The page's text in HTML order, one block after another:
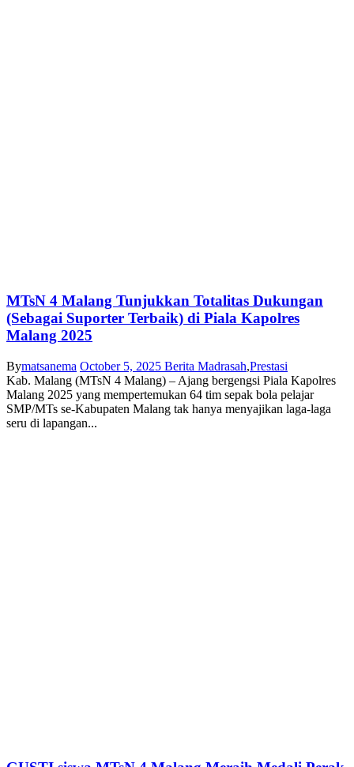
MTsN 4 Malang Tunjukkan Totalitas Dukungan
(Sebagai Suporter Terbaik) di Piala Kapolres
Malang 2025
Bymatsanema October 5, 2025 Berita Madrasah,Prestasi
Kab. Malang (MTsN 4 Malang) – Ajang bergengsi Piala Kapolres
Malang 2025 yang mempertemukan 64 tim sepak bola pelajar
SMP/MTs se-Kabupaten Malang tak hanya menyajikan laga-laga
seru di lapangan...